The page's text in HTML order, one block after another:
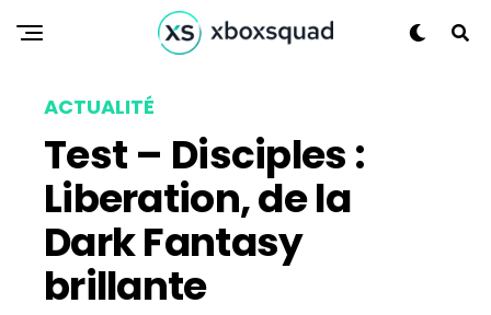
ACTUALITÉ
Test – Disciples :
Liberation, de la
Dark Fantasy
brillante